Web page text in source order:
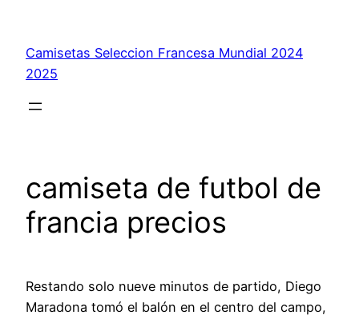
contenido
Camisetas Seleccion Francesa Mundial 2024
2025
camiseta de futbol de
francia precios
Restando solo nueve minutos de partido, Diego
Maradona tomó el balón en el centro del campo,